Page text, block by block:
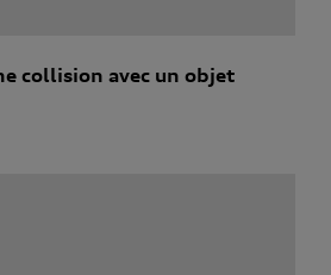
collision avec un objet